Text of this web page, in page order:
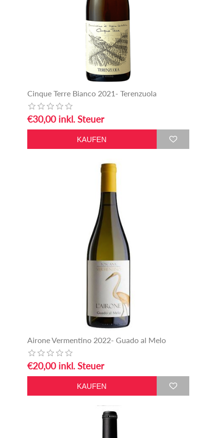
Cinque Terre Bianco 2021- Terenzuola
€30,00 inkl. Steuer
Airone Vermentino 2022- Guado al Melo
€20,00 inkl. Steuer